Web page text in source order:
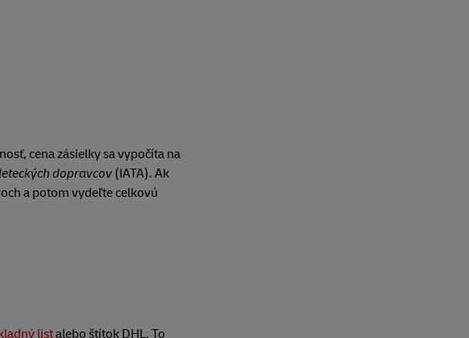
cena zásielky sa vypočíta na
dopravcov(IATA). Ak
a potom vydeľte celkovú
listalebo štítok DHL. To